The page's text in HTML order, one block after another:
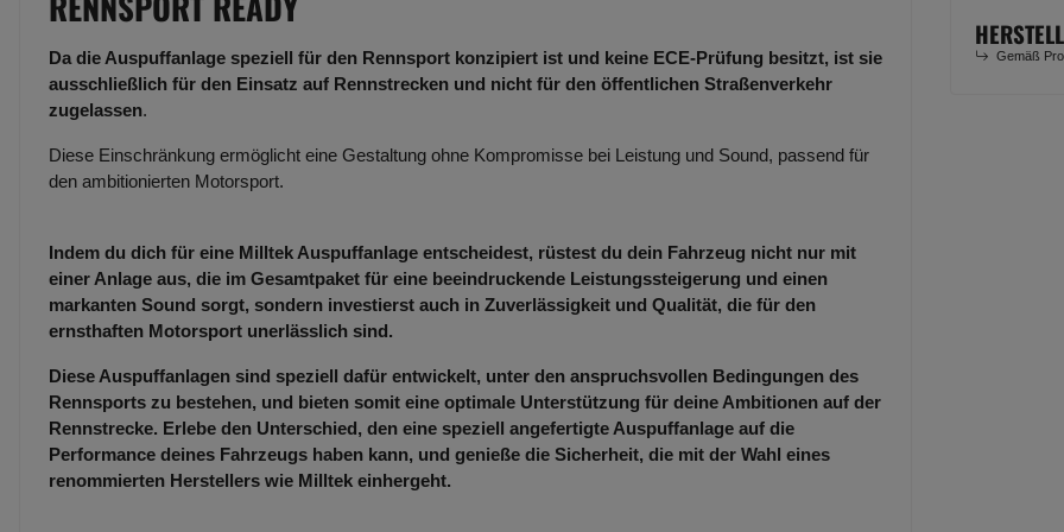
Gemäß
Da die Auspuffanlage speziell für den Rennsport konzipiert ist und keine ECE-Prüfung besitzt, ist sie
ausschließlich für den Einsatz auf Rennstrecken und nicht für den öffentlichen Straßenverkehr
zugelassen.
Diese Einschränkung ermöglicht eine Gestaltung ohne Kompromisse bei Leistung und Sound, passend für
den ambitionierten Motorsport.
Indem du dich für eine Milltek Auspuffanlage entscheidest, rüstest du dein Fahrzeug nicht nur mit
einer Anlage aus, die im Gesamtpaket für eine beeindruckende Leistungssteigerung und einen
markanten Sound sorgt, sondern investierst auch in Zuverlässigkeit und Qualität, die für den
ernsthaften Motorsport unerlässlich sind.
Diese Auspuffanlagen sind speziell dafür entwickelt, unter den anspruchsvollen Bedingungen des
Rennsports zu bestehen, und bieten somit eine optimale Unterstützung für deine Ambitionen auf der
Rennstrecke. Erlebe den Unterschied, den eine speziell angefertigte Auspuffanlage auf die
Performance deines Fahrzeugs haben kann, und genieße die Sicherheit, die mit der Wahl eines
renommierten Herstellers wie Milltek einhergeht.